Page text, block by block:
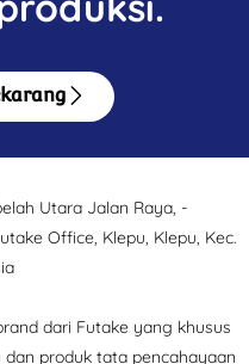
Utara Jalan Raya, -
Office, Klepu, Klepu, Kec.
dari Futake yang khusus
produk tata pencahayaan